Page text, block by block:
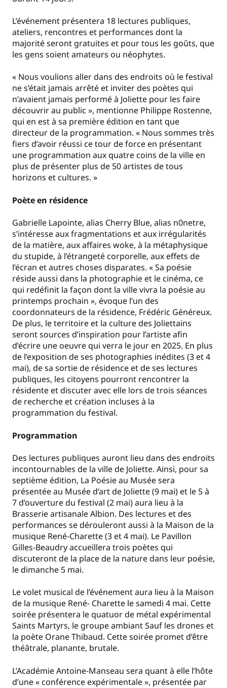
L’événement présentera 18 lectures publiques,
ateliers, rencontres et performances dont la
majorité seront gratuites et pour tous les goûts, que
les gens soient amateurs ou néophytes.
« Nous voulions aller dans des endroits où le festival
ne s’était jamais arrêté et inviter des poètes qui
n’avaient jamais performé à Joliette pour les faire
découvrir au public », mentionne Philippe Rostenne,
qui en est à sa première édition en tant que
directeur de la programmation. « Nous sommes très
fiers d’avoir réussi ce tour de force en présentant
une programmation aux quatre coins de la ville en
plus de présenter plus de 50 artistes de tous
horizons et cultures. »
Poète en résidence
Gabrielle Lapointe, alias Cherry Blue, alias n0netre,
s’intéresse aux fragmentations et aux irrégularités
de la matière, aux affaires woke, à la métaphysique
du stupide, à l’étrangeté corporelle, aux effets de
l’écran et autres choses disparates. « Sa poésie
réside aussi dans la photographie et le cinéma, ce
qui redéfinit la façon dont la ville vivra la poésie au
printemps prochain », évoque l’un des
coordonnateurs de la résidence, Frédéric Généreux.
De plus, le territoire et la culture des Joliettains
seront sources d’inspiration pour l’artiste afin
d’écrire une oeuvre qui verra le jour en 2025. En plus
de l’exposition de ses photographies inédites (3 et 4
mai), de sa sortie de résidence et de ses lectures
publiques, les citoyens pourront rencontrer la
résidente et discuter avec elle lors de trois séances
de recherche et création incluses à la
programmation du festival.
Programmation
Des lectures publiques auront lieu dans des endroits
incontournables de la ville de Joliette. Ainsi, pour sa
septième édition, La Poésie au Musée sera
présentée au Musée d’art de Joliette (9 mai) et le 5 à
7 d’ouverture du festival (2 mai) aura lieu à la
Brasserie artisanale Albion. Des lectures et des
performances se dérouleront aussi à la Maison de la
musique René‐Charette (3 et 4 mai). Le Pavillon
Gilles‐Beaudry accueillera trois poètes qui
discuteront de la place de la nature dans leur poésie,
le dimanche 5 mai.
Le volet musical de l’événement aura lieu à la Maison
de la musique René‐ Charette le samedi 4 mai. Cette
soirée présentera le quatuor de métal expérimental
Saints Martyrs, le groupe ambiant Sauf les drones et
la poète Orane Thibaud. Cette soirée promet d’être
théâtrale, planante, brutale.
L’Académie Antoine‐Manseau sera quant à elle l’hôte
d’une « conférence expérimentale », présentée par